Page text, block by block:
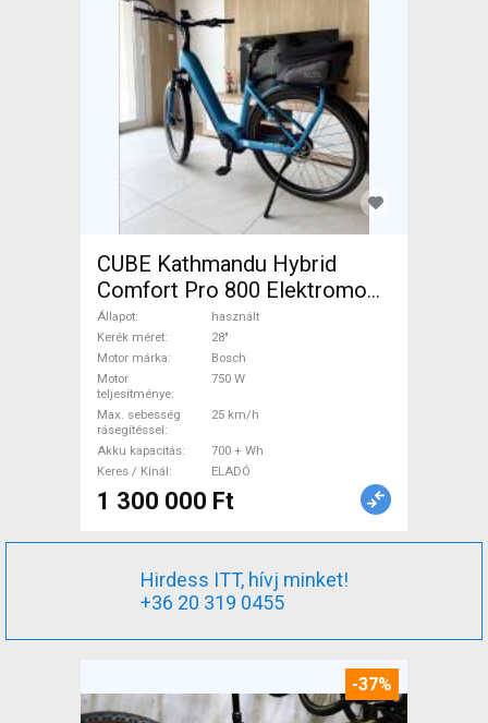
CUBE Kathmandu Hybrid
Comfort Pro 800 Elektromos
Trekking/cross 25 km/h
Bosch 700 + Wh használt
ELADÓ
Állapot
használt
Kerék méret
28"
Motor márka
Bosch
Motor
teljesítménye
750 W
Max. sebesség
rásegítéssel
25 km/h
Akku kapacitás
700 + Wh
Keres / Kínál
ELADÓ
1 300 000 Ft
Hirdess ITT, hívj minket!
+36 20 319 0455
-37%